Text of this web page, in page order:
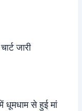
जारी
धूमधाम से हुई मां